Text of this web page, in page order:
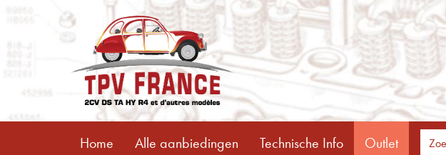
Home Alle aanbiedingen Technische Info Outlet